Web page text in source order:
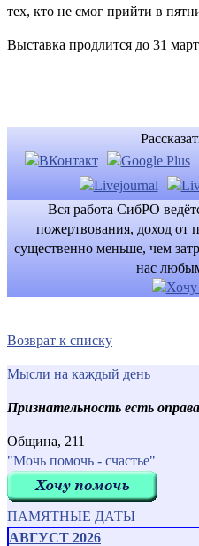
тех, кто не смог прийти в
Выставка продлится до 31
Вся работа СибРО
пожертвования, доход от
существенно меньше, чем
нас
Возврат к списку
Мысли на каждый день
Признательность есть
Община, 211
"Мочь помочь - счастье"
ПАМЯТНЫЕ ДАТЫ
АВГУСТ 2026